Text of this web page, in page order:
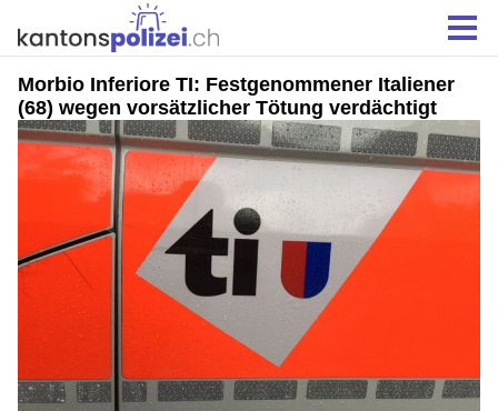
Morbio Inferiore TI: Festgenommener Italiener
(68) wegen vorsätzlicher Tötung verdächtigt